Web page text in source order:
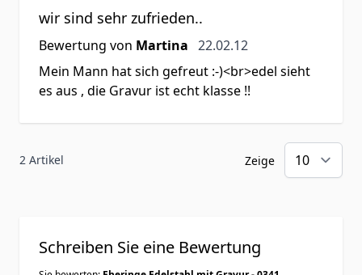
wir sind sehr zufrieden..
Bewertung von Martina 22. Februar 2012
22.02.12
Mein Mann hat sich gefreut :-)<br>edel sieht
es aus , die Gravur ist echt klasse !!
2 Artikel Zeige
Schreiben Sie eine Bewertung